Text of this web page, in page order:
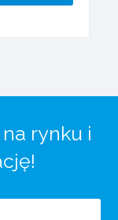
rynku i